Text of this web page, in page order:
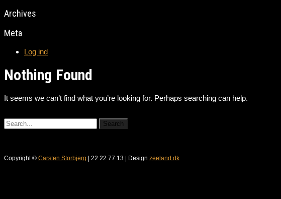
Archives
Meta
Log ind
Nothing Found
It seems we can’t find what you’re looking for. Perhaps searching can help.
Copyright © Carsten Storbjerg | 22 22 77 13 | Design zeeland.dk